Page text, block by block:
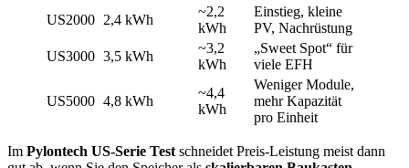
US2000 2,4 kWh
~2,2
kWh
Einstieg, kleine
PV, Nachrüstung
US3000 3,5 kWh
~3,2
kWh
„Sweet Spot“ für
viele EFH
US5000 4,8 kWh
~4,4
kWh
Weniger Module,
mehr Kapazität
pro Einheit
Im Pylontech US-Serie Test schneidet Preis-Leistung meist dann